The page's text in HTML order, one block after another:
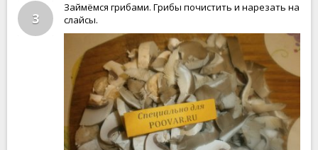
3
Займёмся грибами. Грибы почистить и нарезать на
слайсы.